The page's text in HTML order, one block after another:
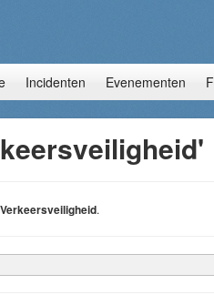
Incidenten Evenementen
Verkeersveiligheid.